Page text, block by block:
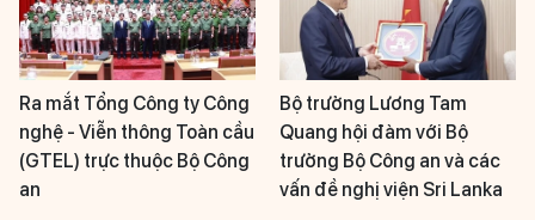
Ra mắt Tổng Công ty Công
nghệ - Viễn thông Toàn cầu
(GTEL) trực thuộc Bộ Công
an
Bộ trưởng Lương Tam
Quang hội đàm với Bộ
trưởng Bộ Công an và các
vấn đề nghị viện Sri Lanka